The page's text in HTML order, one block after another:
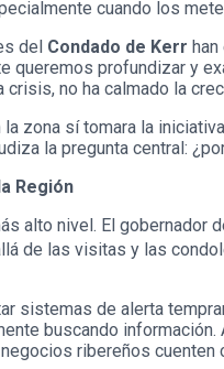
cuando los
del Condado de Kerr
queremos profundizar y
no ha calmado la
zona sí tomara la
la pregunta central:
Región
alto nivel. El gobernador
de las visitas y las
sistemas de alerta
buscando
ribereños